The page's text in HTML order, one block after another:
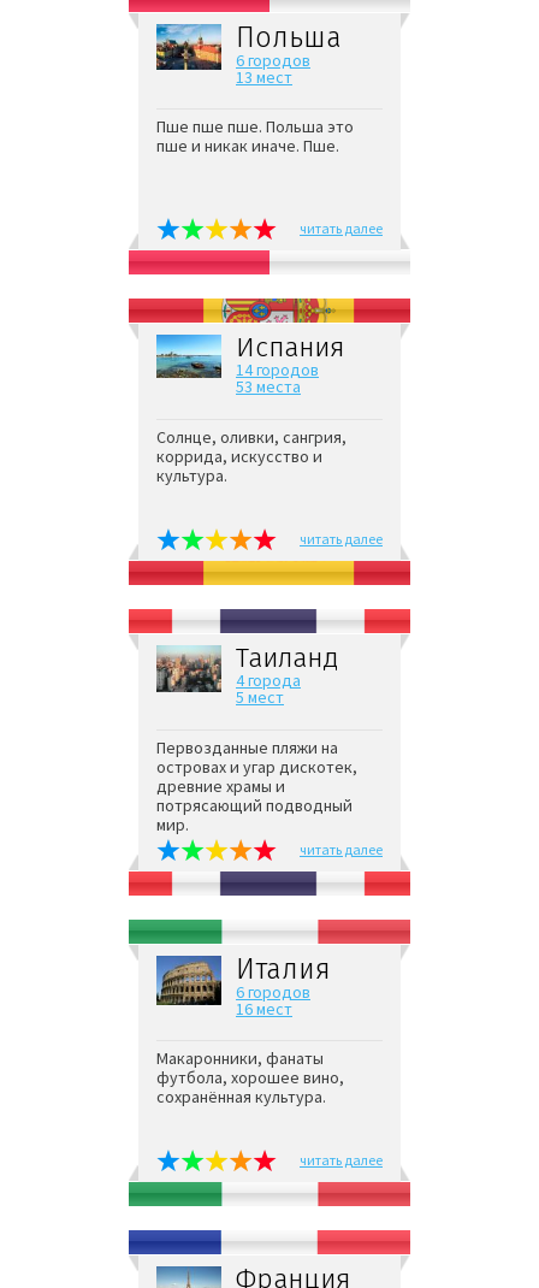
Польша
6 городов
13 мест
Пше пше пше. Польша это
пше и никак иначе. Пше.
читать далее
Испания
14 городов
53 места
Солнце, оливки, сангрия,
коррида, искусство и
культура.
читать далее
Таиланд
4 города
5 мест
Первозданные пляжи на
островах и угар дискотек,
древние храмы и
потрясающий подводный
мир.
читать далее
Италия
6 городов
16 мест
Макаронники, фанаты
футбола, хорошее вино,
сохранённая культура.
читать далее
Франция